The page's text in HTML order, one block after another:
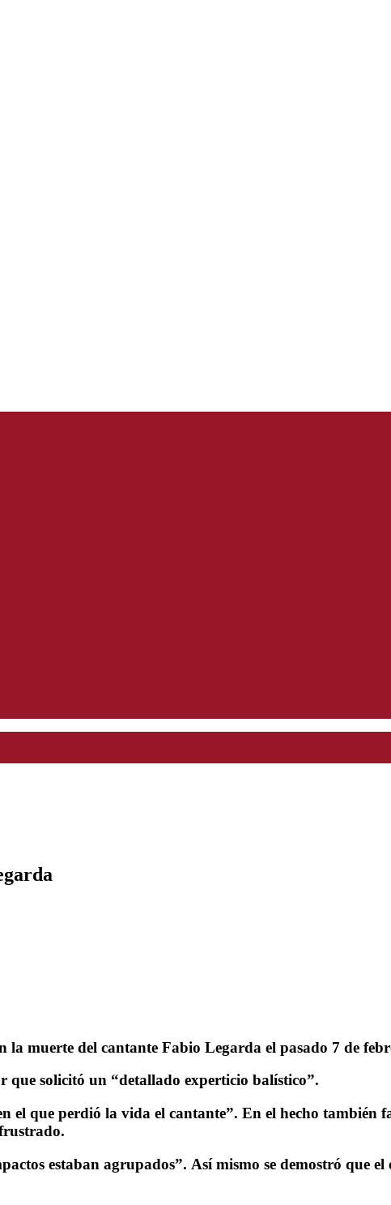
muerte del cantante Fabio Legarda el pasado 7 de
que solicitó un “detallado experticio balístico”.
el que perdió la vida el cantante”. En el hecho también
estaban agrupados”. Así mismo se demostró que el